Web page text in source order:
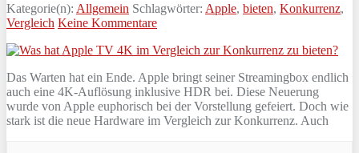
Kategorie(n): Allgemein Schlagwörter: Apple, bieten, Konkurrenz,
Vergleich Keine Kommentare
Das Warten hat ein Ende. Apple bringt seiner Streamingbox endlich
auch eine 4K-Auflösung inklusive HDR bei. Diese Neuerung
wurde von Apple euphorisch bei der Vorstellung gefeiert. Doch wie
stark ist die neue Hardware im Vergleich zur Konkurrenz. Auch